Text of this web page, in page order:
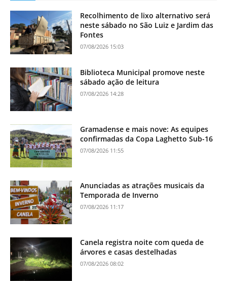
Recolhimento de lixo alternativo será
neste sábado no São Luiz e Jardim das
Fontes
07/08/2026 15:03
Biblioteca Municipal promove neste
sábado ação de leitura
07/08/2026 14:28
Gramadense e mais nove: As equipes
confirmadas da Copa Laghetto Sub-16
07/08/2026 11:55
Anunciadas as atrações musicais da
Temporada de Inverno
07/08/2026 11:17
Canela registra noite com queda de
árvores e casas destelhadas
07/08/2026 08:02